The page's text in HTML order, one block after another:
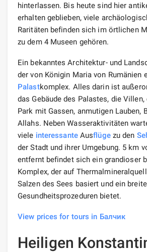
hinterlassen. Bis heute sind hier
erhalten geblieben, viele
Raritäten befinden sich im örtlichen
zu dem 4 Museen gehören.
Ein bekanntes Architektur- und
der von Königin Maria von Rumänien
Palastkomplex. Alles darin ist
das Gebäude des Palastes, die
Park mit Gassen, anmutigen Lauben,
Allahs. Neben Wasseraktivitäten
viele interessanteAusflügezu den
der Stadt und ihrer Umgebung. 5 km
entfernt befindet sich ein grandioser
Komplex, der auf
Salzen des Sees basiert und ein
Gesundheitsprozeduren bietet.
View prices for tours in Балчик
Heiligen